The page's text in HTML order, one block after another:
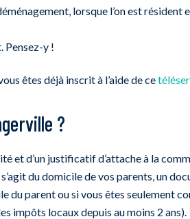
lorsque l’on est résident
Pensez-y !
êtes déjà inscrit à l’aide de ce
?
et d’un justificatif d’attache à la
du domicile de vos parents, un
parent ou si vous êtes seulement
impôts locaux depuis au moins 2 ans).